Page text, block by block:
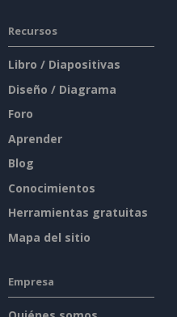
Recursos
Libro / Diapositivas
Diseño / Diagrama
Foro
Aprender
Blog
Conocimientos
Herramientas gratuitas
Mapa del sitio
Empresa